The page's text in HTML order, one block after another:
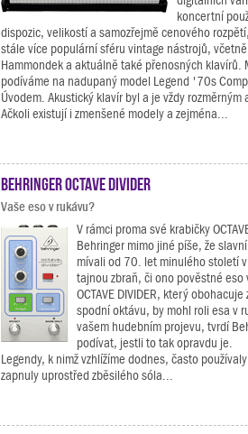
koncertní
dispozic, velikostí a samozřejmě cenového
stále více populární sféru vintage nástrojů,
Hammondek a aktuálně také přenosných klavírů.
podíváme na nadupaný model Legend '70s
Úvodem. Akustický klavír byl a je vždy rozměrným
Ačkoli existují i zmenšené modely a zejména...
Behringer OCTAVE DIVIDER
Vaše eso v rukávu?
V rámci proma své krabičky
Behringer mimo jiné píše, že
mívali od 70. let minulého století
tajnou zbraň, či ono pověstné eso
OCTAVE DIVIDER, který
spodní oktávu, by mohl roli esa v
vašem hudebním projevu, tvrdí
podívat, jestli to tak opravdu je.
Legendy, k nimž vzhlížíme dodnes, často
zapnuly uprostřed zběsilého sóla...